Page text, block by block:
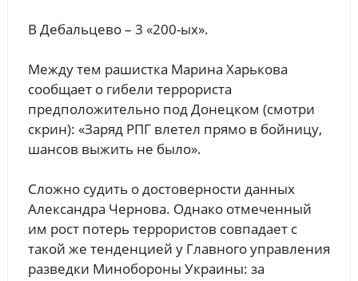
В Дебальцево – 3 «200-ых».
Между тем рашистка Марина Харькова
сообщает о гибели террориста
предположительно под Донецком (смотри
скрин): «Заряд РПГ влетел прямо в бойницу,
шансов выжить не было».
Сложно судить о достоверности данных
Александра Чернова. Однако отмеченный
им рост потерь террористов совпадает с
такой же тенденцией у Главного управления
разведки Минобороны Украины: за